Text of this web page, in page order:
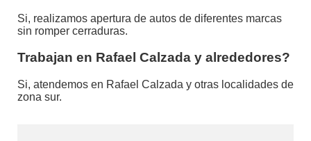
Si, realizamos apertura de autos de diferentes marcas
sin romper cerraduras.
Trabajan en Rafael Calzada y alrededores?
Si, atendemos en Rafael Calzada y otras localidades de
zona sur.